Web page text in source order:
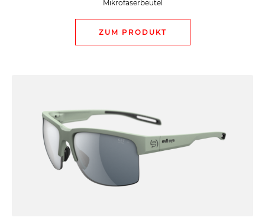
Mikrofaserbeutel
ZUM PRODUKT